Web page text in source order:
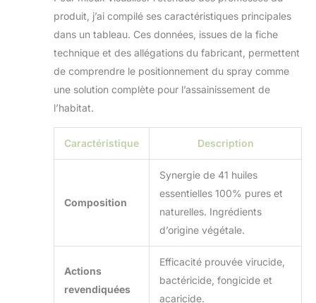
produit, j’ai compilé ses caractéristiques principales
dans un tableau. Ces données, issues de la fiche
technique et des allégations du fabricant, permettent
de comprendre le positionnement du spray comme
une solution complète pour l’assainissement de
l’habitat.
Caractéristique Description
Composition
Synergie de 41 huiles
essentielles 100% pures et
naturelles. Ingrédients
d’origine végétale.
Actions
revendiquées
Efficacité prouvée virucide,
bactéricide, fongicide et
acaricide.